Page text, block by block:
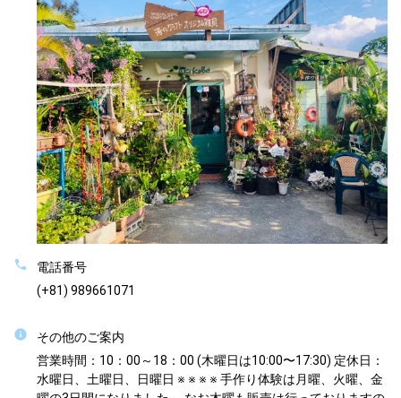
電話番号
(+81) 989661071
その他のご案内
営業時間：10：00～18：00 (木曜日は10:00〜17:30) 定休日：
水曜日、土曜日、日曜日 ※ ※ ※ ※ 手作り体験は月曜、火曜、金